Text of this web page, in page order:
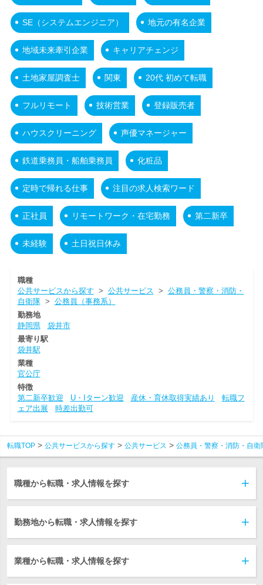
SE（システムエンジニア） 地元の有名企業
地域未来牽引企業 キャリアチェンジ
土地家屋調査士 関東 20代 初めて転職
フルリモート 技術営業 登録販売者
ハウスクリーニング 声優マネージャー
鉄道乗務員・船舶乗務員 化粧品
定時で帰れる仕事 注目の求人検索ワード
正社員 リモートワーク・在宅勤務 第二新卒
未経験 土日祝日休み
職種
公共サービスから探す > 公共サービス > 公務員・警察・消防・
自衛隊> 公務員（事務系）
勤務地
静岡県
袋井市
最寄り駅
袋井駅
業種
官公庁
特徴
第二新卒歓迎
U・Iターン歓迎 産休・育休取得実績あり
転職フ
ェア出展
時差出勤可
転職TOP 公共サービスから探す 公共サービス 公務員・警察・消防・自衛
職種から転職・求人情報を探す
勤務地から転職・求人情報を探す
業種から転職・求人情報を探す